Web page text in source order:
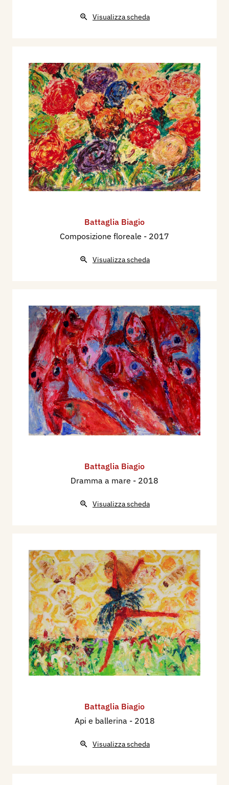
Visualizza scheda
Battaglia Biagio
Composizione floreale - 2017
Visualizza scheda
Battaglia Biagio
Dramma a mare - 2018
Visualizza scheda
Battaglia Biagio
Api e ballerina - 2018
Visualizza scheda